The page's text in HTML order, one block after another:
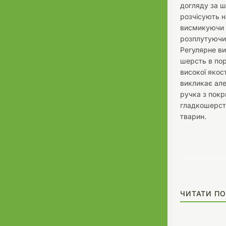
догляду за
розчісують
висмикуючи
Регулярне
шерсть в
високої
викликає
ручка з
тварин.
ЧИТАТИ